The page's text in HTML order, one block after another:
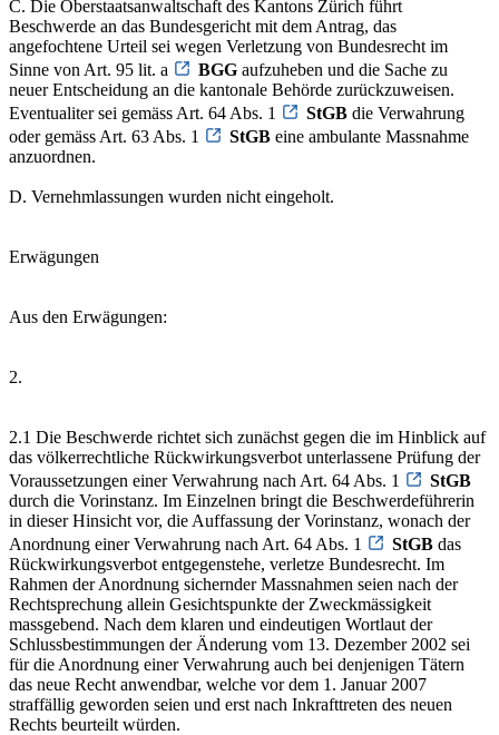
C. Die Oberstaatsanwaltschaft des Kantons Zürich führt
Beschwerde an das Bundesgericht mit dem Antrag, das
angefochtene Urteil sei wegen Verletzung von Bundesrecht im
Sinne von Art. 95 lit. a
BGG aufzuheben und die Sache zu
neuer Entscheidung an die kantonale Behörde zurückzuweisen.
Eventualiter sei gemäss Art. 64 Abs. 1
StGB die Verwahrung
oder gemäss Art. 63 Abs. 1
StGB eine ambulante Massnahme
anzuordnen.
D. Vernehmlassungen wurden nicht eingeholt.
Erwägungen
Aus den Erwägungen:
2.
2.1 Die Beschwerde richtet sich zunächst gegen die im Hinblick auf
das völkerrechtliche Rückwirkungsverbot unterlassene Prüfung der
Voraussetzungen einer Verwahrung nach Art. 64 Abs. 1
StGB
durch die Vorinstanz. Im Einzelnen bringt die Beschwerdeführerin
in dieser Hinsicht vor, die Auffassung der Vorinstanz, wonach der
Anordnung einer Verwahrung nach Art. 64 Abs. 1
StGB das
Rückwirkungsverbot entgegenstehe, verletze Bundesrecht. Im
Rahmen der Anordnung sichernder Massnahmen seien nach der
Rechtsprechung allein Gesichtspunkte der Zweckmässigkeit
massgebend. Nach dem klaren und eindeutigen Wortlaut der
Schlussbestimmungen der Änderung vom 13. Dezember 2002 sei
für die Anordnung einer Verwahrung auch bei denjenigen Tätern
das neue Recht anwendbar, welche vor dem 1. Januar 2007
straffällig geworden seien und erst nach Inkrafttreten des neuen
Rechts beurteilt würden.